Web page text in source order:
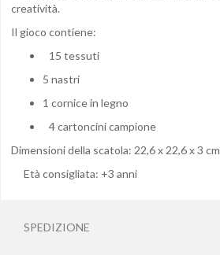
creatività.
Il gioco contiene:
15 tessuti
5 nastri
1 cornice in legno
4 cartoncini campione
Dimensioni della scatola: 22,6 x 22,6 x 3 cm
Età consigliata: +3 anni
SPEDIZIONE